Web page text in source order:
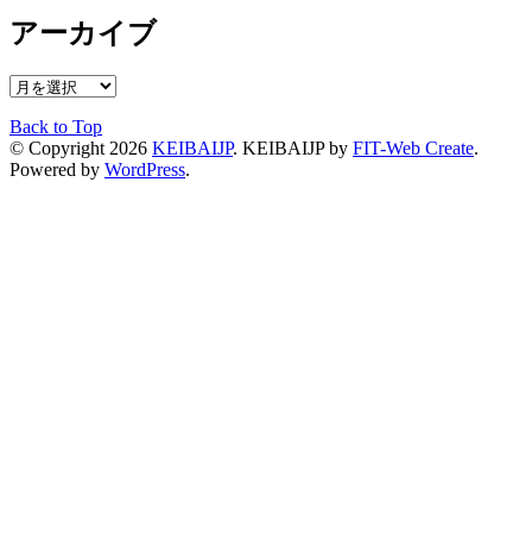
アーカイブ
ア
カ
イ
Back to Top
© Copyright 2026 KEIBAIJP. KEIBAIJP by FIT-Web Create.
Powered by WordPress.